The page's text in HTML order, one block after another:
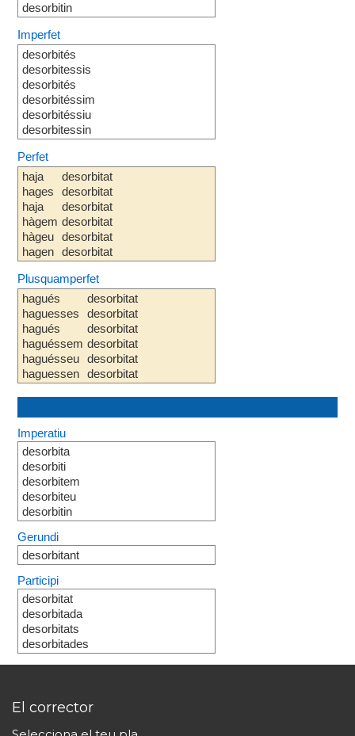
desorbitin
Imperfet
desorbités
desorbitessis
desorbités
desorbitéssim
desorbitéssiu
desorbitessin
Perfet
haja
hages
haja
hàgem
hàgeu
hagen
desorbitat
desorbitat
desorbitat
desorbitat
desorbitat
desorbitat
Plusquamperfet
hagués
haguesses
hagués
haguéssem
haguésseu
haguessen
desorbitat
desorbitat
desorbitat
desorbitat
desorbitat
desorbitat
Imperatiu
desorbita
desorbiti
desorbitem
desorbiteu
desorbitin
Gerundi
desorbitant
Participi
desorbitat
desorbitada
desorbitats
desorbitades
El corrector